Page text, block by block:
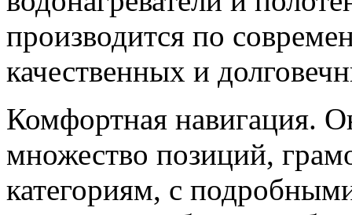
производится по
качественных и
Комфортная навигация.
множество позиций,
категориям, с